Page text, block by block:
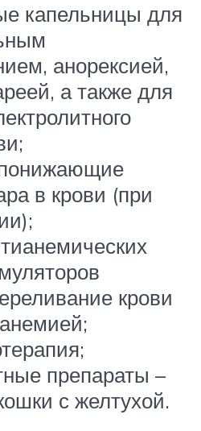
капельницы для
анорексией,
а также для
в крови (при
крови
препараты –
с желтухой.